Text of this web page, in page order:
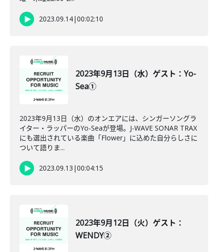
2023.09.14|00:02:10
2023年9月13日（水）ゲスト：Yo-
Sea①
2023年9月13日（水）のオンエアには、シンガーソングラ
イター・ラッパーのYo-Seaが登場。J-WAVE SONAR TRAX
にも選出されている楽曲「Flower」に込めた自分らしさに
ついて語りま...
2023.09.13 |00:04:15
2023年9月12日（火）ゲスト：
WENDY②